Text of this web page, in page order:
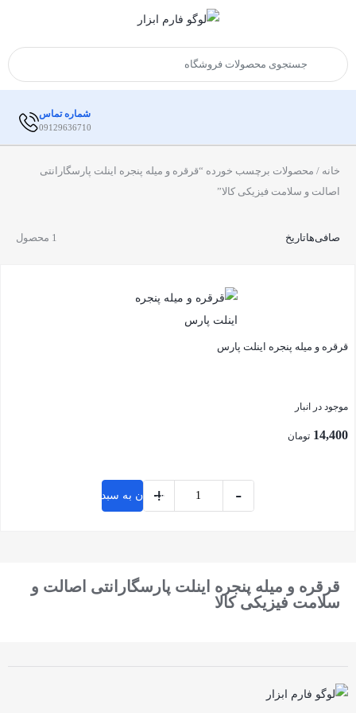
شماره تماس
09129636710
خانه / محصولات برچسب خورده “قرقره و میله پنجره اینلت پارسگارانتی
اصالت و سلامت فیزیکی کالا”
1 محصول صافی‌هاتاریخ
قرقره و میله پنجره اینلت پارس
موجود در انبار
14,400 تومان
-
+
افزودن به سبد خرید
قرقره و میله پنجره اینلت پارسگارانتی اصالت و
سلامت فیزیکی کالا